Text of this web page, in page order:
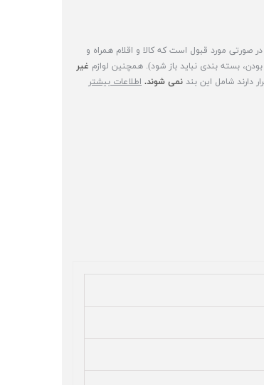
در صورتی مورد قبول است که کالا و اقلام همراه و
بسته بندی نباید باز شود). همچنین لوازم غیر
دارند شامل این بند نمی شوند. اطلاعات بیشتر